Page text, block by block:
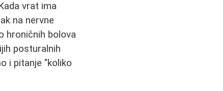
vrat ima
na nervne
hroničnih bolova
posturalnih
i pitanje "koliko